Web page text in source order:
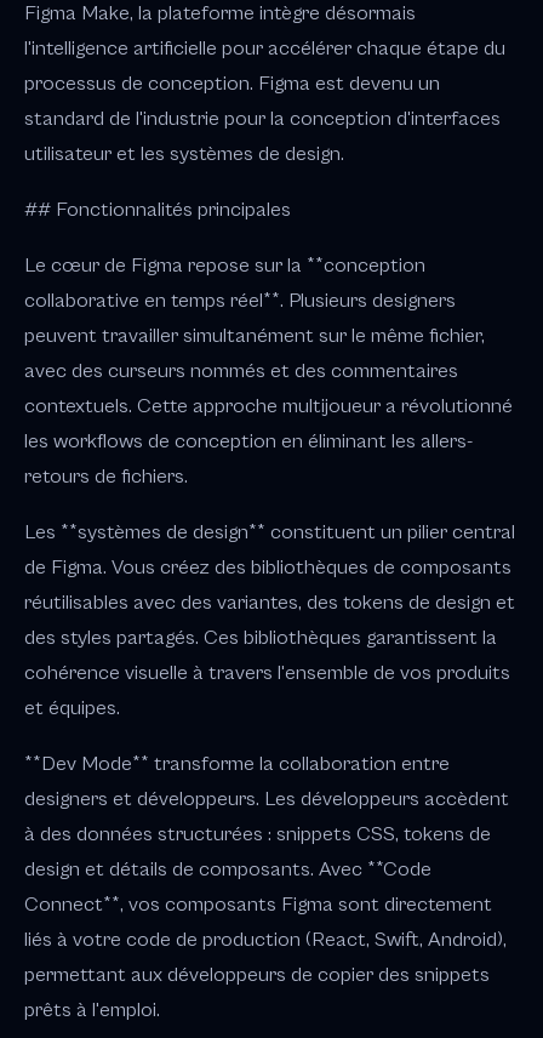
Figma Make, la plateforme intègre désormais
l'intelligence artificielle pour accélérer chaque étape du
processus de conception. Figma est devenu un
standard de l'industrie pour la conception d'interfaces
utilisateur et les systèmes de design.
## Fonctionnalités principales
Le cœur de Figma repose sur la **conception
collaborative en temps réel**. Plusieurs designers
peuvent travailler simultanément sur le même fichier,
avec des curseurs nommés et des commentaires
contextuels. Cette approche multijoueur a révolutionné
les workflows de conception en éliminant les allers-
retours de fichiers.
Les **systèmes de design** constituent un pilier central
de Figma. Vous créez des bibliothèques de composants
réutilisables avec des variantes, des tokens de design et
des styles partagés. Ces bibliothèques garantissent la
cohérence visuelle à travers l'ensemble de vos produits
et équipes.
**Dev Mode** transforme la collaboration entre
designers et développeurs. Les développeurs accèdent
à des données structurées : snippets CSS, tokens de
design et détails de composants. Avec **Code
Connect**, vos composants Figma sont directement
liés à votre code de production (React, Swift, Android),
permettant aux développeurs de copier des snippets
prêts à l'emploi.